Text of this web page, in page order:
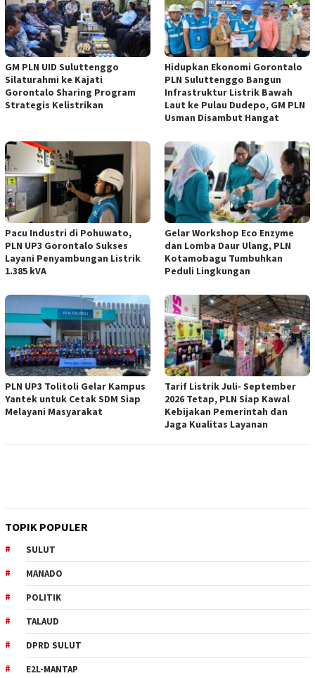
GM PLN UID Suluttenggo
Silaturahmi ke Kajati
Gorontalo Sharing Program
Strategis Kelistrikan
Hidupkan Ekonomi Gorontalo
PLN Suluttenggo Bangun
Infrastruktur Listrik Bawah
Laut ke Pulau Dudepo, GM PLN
Usman Disambut Hangat
Pacu Industri di Pohuwato,
PLN UP3 Gorontalo Sukses
Layani Penyambungan Listrik
1.385 kVA
Gelar Workshop Eco Enzyme
dan Lomba Daur Ulang, PLN
Kotamobagu Tumbuhkan
Peduli Lingkungan
PLN UP3 Tolitoli Gelar Kampus
Yantek untuk Cetak SDM Siap
Melayani Masyarakat
Tarif Listrik Juli- September
2026 Tetap, PLN Siap Kawal
Kebijakan Pemerintah dan
Jaga Kualitas Layanan
TOPIK POPULER
SULUT
MANADO
POLITIK
TALAUD
DPRD SULUT
E2L-MANTAP